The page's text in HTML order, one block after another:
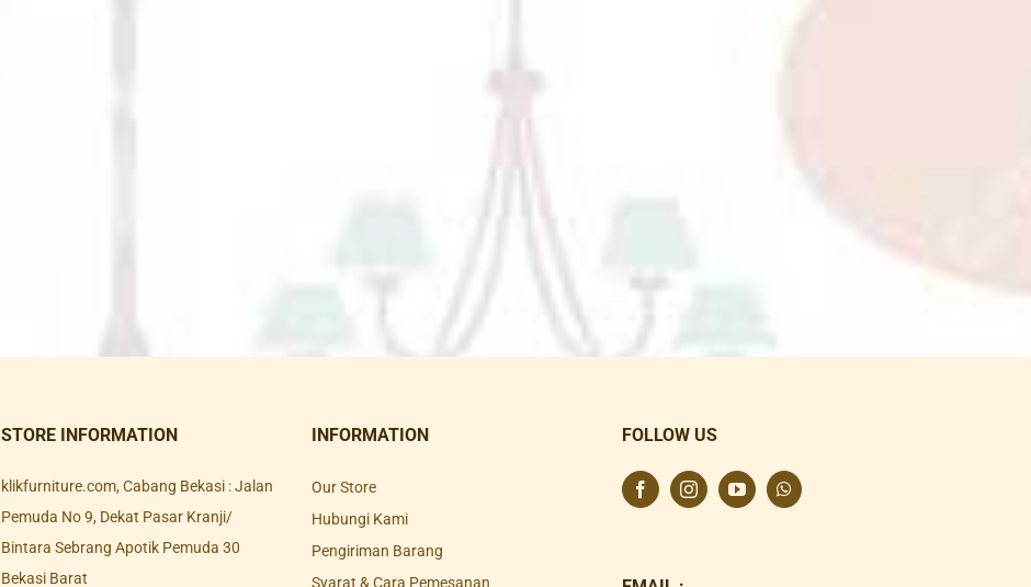
STORE INFORMATION
klikfurniture.com, Cabang Bekasi : Jalan
Pemuda No 9, Dekat Pasar Kranji/
Bintara Sebrang Apotik Pemuda 30
Bekasi Barat
INFORMATION
Our Store
Hubungi Kami
Pengiriman Barang
Syarat & Cara Pemesanan
FOLLOW US